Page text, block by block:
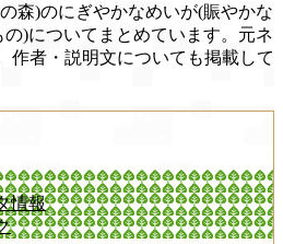
森)のにぎやかなめいが(賑やかな
)についてまとめています。元ネ
作者・説明文についても掲載して
情報